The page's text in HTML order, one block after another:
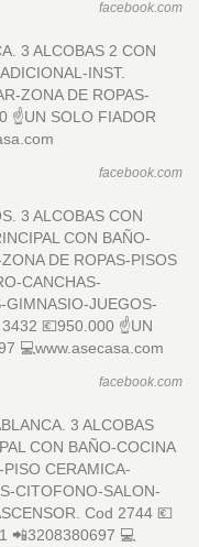
facebook.com
3 ALCOBAS 2 CON
INST.
ZONA DE ROPAS-
☝️UN SOLO FIADOR
facebook.com
3 ALCOBAS CON
CON BAÑO-
DE ROPAS-PISOS
CANCHAS-
JUEGOS-
3432 💶950.000 ☝️UN
💻www.asecasa.com
facebook.com
3 ALCOBAS
CON BAÑO-COCINA
CERAMICA-
CITOFONO-SALON-
Cod 2744 💶
📲3208380697 💻